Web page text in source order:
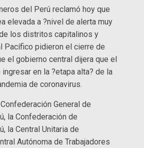
del Perú reclamó hoy que
elevada a ?nivel de alerta muy
los distritos capitalinos y
Pacífico pidieron el cierre de
el gobierno central dijera que el
en la ?etapa alta? de la
de coronavirus.
General de
la Confederación de
la Central Unitaria de
Autónoma de Trabajadores